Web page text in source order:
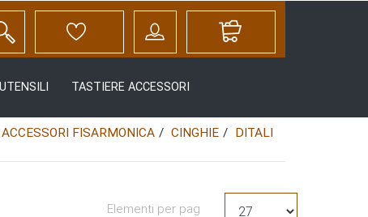
TASTIERE ACCESSORI
ACCESSORI FISARMONICA CINGHIE DITALI
Elementi per pag